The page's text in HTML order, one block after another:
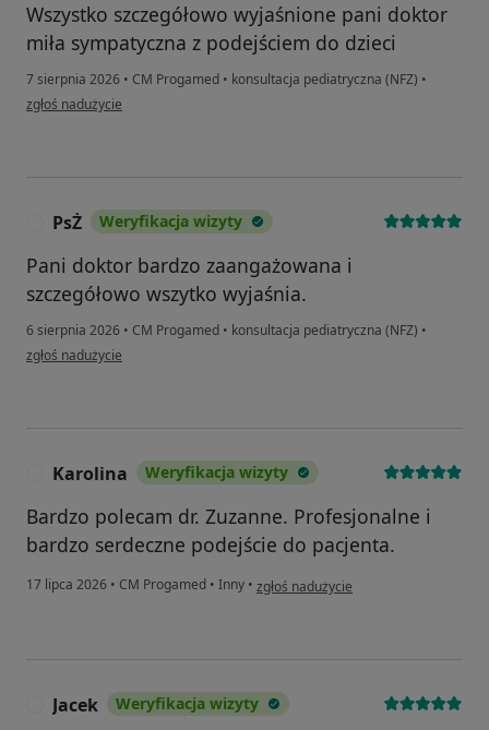
Wszystko szczegółowo wyjaśnione pani doktor
miła sympatyczna z podejściem do dzieci
7 sierpnia 2026 • CM Progamed • konsultacja pediatryczna (NFZ) •
w opinii użytkownika KN
zgłoś nadużycie
PsŻ Weryfikacja wizyty
Pani doktor bardzo zaangażowana i
szczegółowo wszytko wyjaśnia.
6 sierpnia 2026 • CM Progamed • konsultacja pediatryczna (NFZ) •
w opinii użytkownika PsŻ
zgłoś nadużycie
Karolina Weryfikacja wizyty
Bardzo polecam dr. Zuzanne. Profesjonalne i
bardzo serdeczne podejście do pacjenta.
17 lipca 2026 • CM Progamed • Inny • w opinii użytkownika Karolina
zgłoś nadużycie
Jacek Weryfikacja wizyty